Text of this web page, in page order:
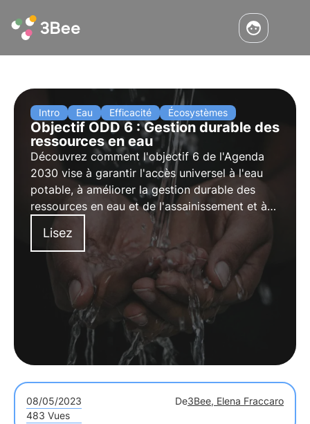
Intro Eau Efficacité Écosystèmes
Objectif ODD 6 : Gestion durable des
ressources en eau
Découvrez comment l'objectif 6 de l'Agenda
2030 vise à garantir l'accès universel à l'eau
potable, à améliorer la gestion durable des
ressources en eau et de l'assainissement et à
protéger les écosystèmes aquatiques.
Lisez
08/05/2023 De3Bee, Elena Fraccaro
483 Vues